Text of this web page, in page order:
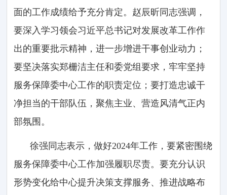
面的工作成绩给予充分肯定。赵辰昕同志强调，
要深入学习领会习近平总书记对发展改革工作作
出的重要批示精神，进一步增进干事创业动力；
要坚决落实郑栅洁主任和委党组要求，牢牢坚持
服务保障委中心工作的职责定位；要打造忠诚干
净担当的干部队伍，聚焦主业、营造风清气正内
部氛围。
徐强同志表示，做好2024年工作，要紧密围绕
服务保障委中心工作加强履职尽责。要充分认识
形势变化给中心提升决策支撑服务、推进战略布